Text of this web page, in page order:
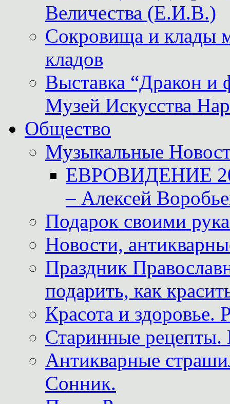
Величества (Е.И.В.)
Сокровища и клады
кладов
Выставка “Дракон и
Музей Искусства
Общество
Музыкальные
ЕВРОВИДЕНИЕ
– Алексей
Подарок своими
Новости,
Праздник
подарить, как
Красота и здоровье.
Старинные рецепты.
Антикварные
Сонник.